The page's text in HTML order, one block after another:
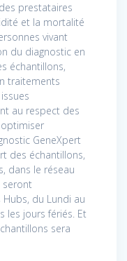
prestataires
et la mortalité
vivant
du diagnostic en
échantillons,
traitements
au respect des
GeneXpert
des échantillons,
dans le réseau
seront
du Lundi au
les jours fériés. Et
sera